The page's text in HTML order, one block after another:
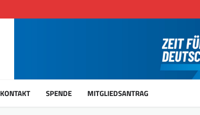
KONTAKT SPENDE MITGLIEDSANTRAG